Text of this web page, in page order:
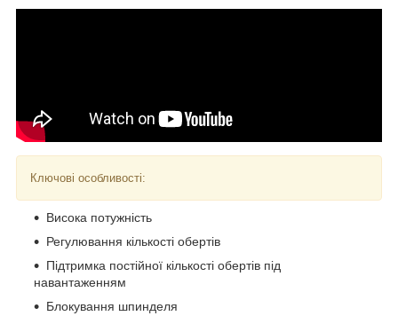
Ключові особливості:
Висока потужність
Регулювання кількості обертів
Підтримка постійної кількості обертів під
навантаженням
Блокування шпинделя